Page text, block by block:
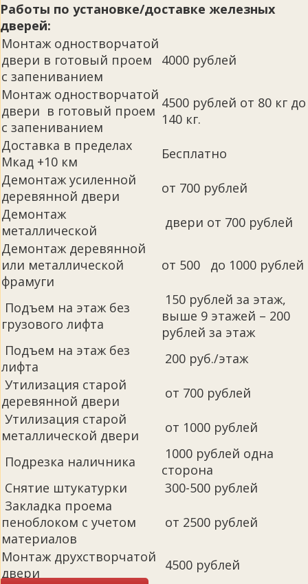
Работы по установке/доставке железных
дверей:
Монтаж одностворчатой
двери в готовый проем
с запениванием
4000 рублей
Монтаж одностворчатой
двери в готовый проем
с запениванием
4500 рублей от 80 кг до
140 кг.
Доставка в пределах
Мкад +10 км
Бесплатно
Демонтаж усиленной
деревянной двери
от 700 рублей
Демонтаж
металлической
двери от 700 рублей
Демонтаж деревянной
или металлической
фрамуги
от 500 до 1000 рублей
Подъем на этаж без
грузового лифта
150 рублей за этаж,
выше 9 этажей – 200
рублей за этаж
Подъем на этаж без
лифта
200 руб./этаж
Утилизация старой
деревянной двери
от 700 рублей
Утилизация старой
металлической двери
от 1000 рублей
Подрезка наличника
1000 рублей одна
сторона
Снятие штукатурки
300-500 рублей
Закладка проема
пеноблоком с учетом
материалов
от 2500 рублей
Монтаж друхстворчатой
двери
4500 рублей